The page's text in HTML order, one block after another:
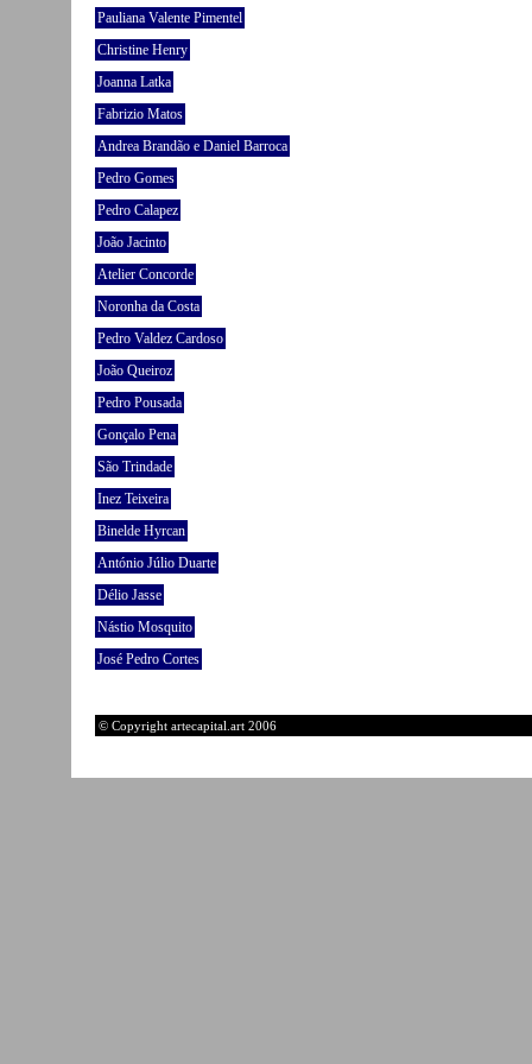
Pauliana Valente Pimentel
Christine Henry
Joanna Latka
Fabrizio Matos
Andrea Brandão e Daniel Barroca
Pedro Gomes
Pedro Calapez
João Jacinto
Atelier Concorde
Noronha da Costa
Pedro Valdez Cardoso
João Queiroz
Pedro Pousada
Gonçalo Pena
São Trindade
Inez Teixeira
Binelde Hyrcan
António Júlio Duarte
Délio Jasse
Nástio Mosquito
José Pedro Cortes
© Copyright artecapital.art 2006